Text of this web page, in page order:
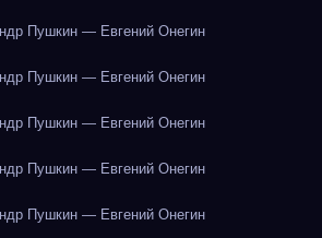
Пушкин — Евгений Онегин
Пушкин — Евгений Онегин
Пушкин — Евгений Онегин
Пушкин — Евгений Онегин
Пушкин — Евгений Онегин